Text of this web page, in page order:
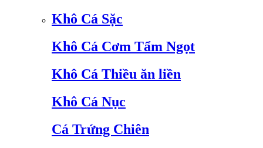
Khô Cá Sặc
Khô Cá Cơm Tẩm Ngọt
Khô Cá Thiều ăn liền
Khô Cá Nục
Cá Trứng Chiên